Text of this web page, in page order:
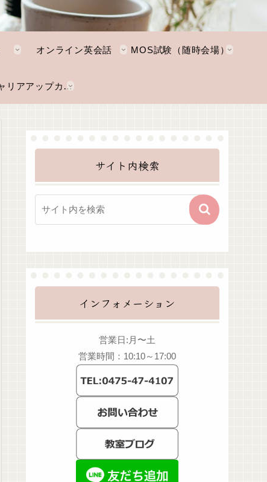
オンライン英会話 MOS試験（随時会場）
NKTキャリアアップカレッジ
サイト内検索
インフォメーション
営業日:月〜土
営業時間：10:10～17:00